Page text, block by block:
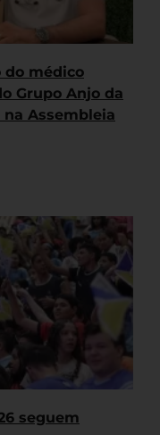
do médico
Grupo Anjo da
Assembleia
seguem